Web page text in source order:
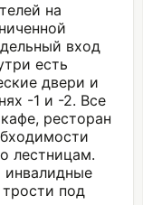
на
вход
есть
двери и
-1 и -2. Все
ресторан
лестницам.
инвалидные
под